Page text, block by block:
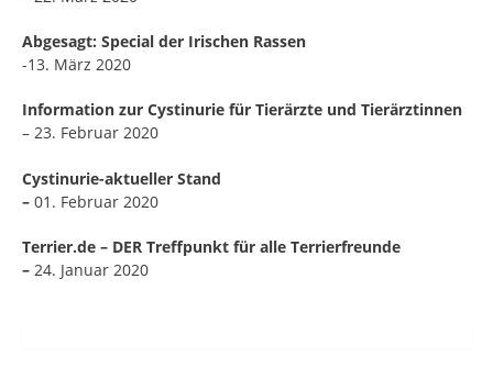
Abgesagt: Special der Irischen Rassen
-13. März 2020
Information zur Cystinurie für Tierärzte und Tierärztinnen
– 23. Februar 2020
Cystinurie-aktueller Stand
– 01. Februar 2020
Terrier.de – DER Treffpunkt für alle Terrierfreunde
– 24. Januar 2020